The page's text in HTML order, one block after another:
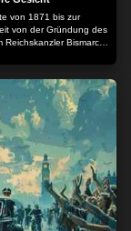
von 1871 bis zur
von der Gründung des
Bismarck
Wissenschaft.